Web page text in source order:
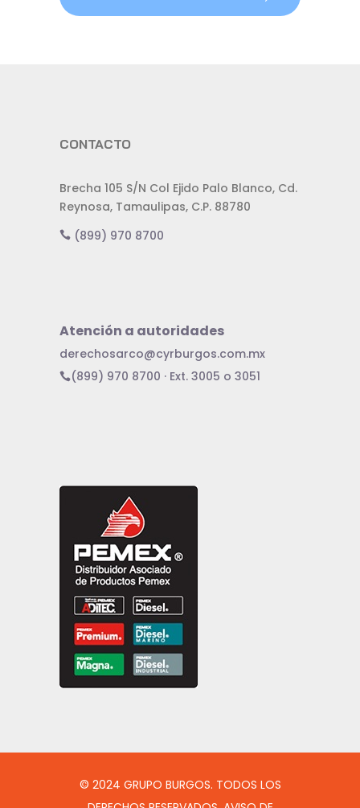
for:
CONTACTO
Brecha 105 S/N Col Ejido Palo Blanco, Cd.
Reynosa, Tamaulipas, C.P. 88780
(899) 970 8700
Atención a autoridades
derechosarco@cyrburgos.com.mx
(899) 970 8700 · Ext. 3005 o 3051
© 2024 GRUPO BURGOS. TODOS LOS